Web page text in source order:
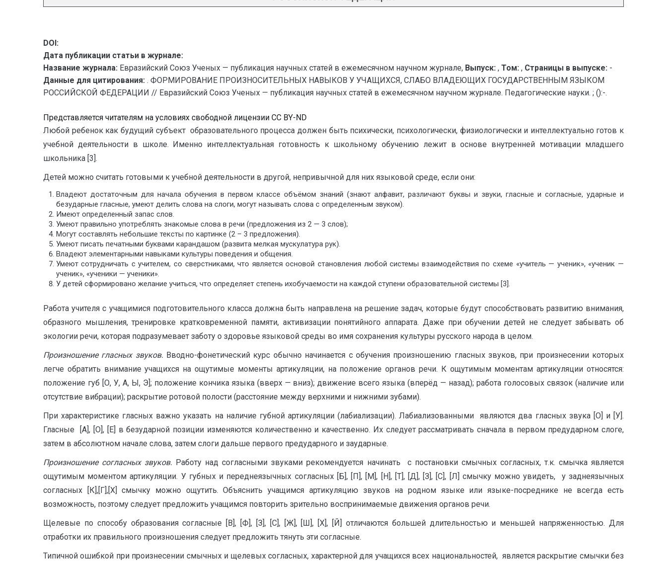
DOI:
Дата публикации статьи в журнале:
Название журнала: Евразийский Союз Ученых — публикация научных статей в ежемесячном научном журнале, Выпуск: , Том: , Страницы в выпуске: -
Данные для цитирования: . ФОРМИРОВАНИЕ ПРОИЗНОСИТЕЛЬНЫХ НАВЫКОВ У УЧАЩИХСЯ, СЛАБО ВЛАДЕЮЩИХ ГОСУДАРСТВЕННЫМ ЯЗЫКОМ
РОССИЙСКОЙ ФЕДЕРАЦИИ // Евразийский Союз Ученых — публикация научных статей в ежемесячном научном журнале. Педагогические науки. ; ():-.
Представляется читателям на условиях свободной лицензии CC BY-ND
Любой ребенок как будущий субъект образовательного процесса должен быть психически, психологически, физиологически и интеллектуально готов к
учебной деятельности в школе. Именно интеллектуальная готовность к школьному обучению лежит в основе внутренней мотивации младшего
школьника [3].
Детей можно считать готовыми к учебной деятельности в другой, непривычной для них языковой среде, если они:
Владеют достаточным для начала обучения в первом классе объёмом знаний (знают алфавит, различают буквы и звуки, гласные и согласные, ударные и
безударные гласные, умеют делить слова на слоги, могут называть слова с определенным звуком).
Имеют определенный запас слов.
Умеют правильно употреблять знакомые слова в речи (предложения из 2 — 3 слов);
Могут составлять небольшие тексты по картинке (2 – 3 предложения).
Умеют писать печатными буквами карандашом (развита мелкая мускулатура рук).
Владеют элементарными навыками культуры поведения и общения.
Умеют сотрудничать с учителем, со сверстниками, что является основой становления любой системы взаимодействия по схеме «учитель — ученик», «ученик —
ученик», «ученики — ученики».
У детей сформировано желание учиться, что определяет степень ихобучаемости на каждой ступени образовательной системы [3].
Работа учителя с учащимися подготовительного класса должна быть направлена на решение задач, которые будут способствовать развитию внимания,
образного мышления, тренировке кратковременной памяти, активизации понятийного аппарата. Даже при обучении детей не следует забывать об
экологии речи, которая подразумевает заботу о здоровье языковой среды во имя сохранения культуры русского народа в целом.
Произношение гласных звуков. Вводно-фонетический курс обычно начинается с обучения произношению гласных звуков, при произнесении которых
легче обратить внимание учащихся на ощутимые моменты артикуляции, на положение органов речи. К ощутимым моментам артикуляции относятся:
положение губ [О, У, А, Ы, Э]; положение кончика языка (вверх — вниз); движение всего языка (вперёд — назад); работа голосовых связок (наличие или
отсутствие вибрации); раскрытие ротовой полости (расстояние между верхними и нижними зубами).
При характеристике гласных важно указать на наличие губной артикуляции (лабиализации). Лабиализованными являются два гласных звука [О] и [У].
Гласные [А], [О], [Е] в безударной позиции изменяются количественно и качественно. Их следует рассматривать сначала в первом предударном слоге,
затем в абсолютном начале слова, затем слоги дальше первого предударного и заударные.
Произношение cогласных звуков. Работу над согласными звуками рекомендуется начинать с постановки смычных согласных, т.к. смычка является
ощутимым моментом артикуляции. У губных и переднеязычных согласных [Б], [П], [М], [Н], [Т], [Д], [З], [С], [Л] смычку можно увидеть, у заднеязычных
согласных [К],[Г],[Х] смычку можно ощутить. Объяснить учащимся артикуляцию звуков на родном языке или языке-посреднике не всегда есть
возможность, поэтому следует предложить учащимся повторить зрительно воспринимаемые движения органов речи.
Щелевые по способу образования согласные [В], [Ф], [З], [С], [Ж], [Ш], [Х], [Й] отличаются большей длительностью и меньшей напряженностью. Для
отработки их правильного произношения следует предложить тянуть эти согласные.
Типичной ошибкой при произнесении смычных и щелевых согласных, характерной для учащихся всех национальностей, является раскрытие смычки без